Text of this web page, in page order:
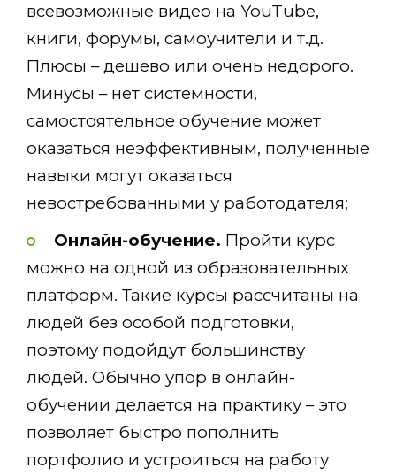
всевозможные видео на YouTube,
книги, форумы, самоучители и т.д.
Плюсы – дешево или очень недорого.
Минусы – нет системности,
самостоятельное обучение может
оказаться неэффективным, полученные
навыки могут оказаться
невостребованными у работодателя;
Онлайн-обучение. Пройти курс
можно на одной из образовательных
платформ. Такие курсы рассчитаны на
людей без особой подготовки,
поэтому подойдут большинству
людей. Обычно упор в онлайн-
обучении делается на практику – это
позволяет быстро пополнить
портфолио и устроиться на работу